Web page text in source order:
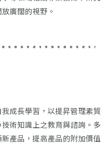
廣闊的視野。
成長學習，以提昇管理素質
術知識上之教育與諮詢。多
產品，提高產品的附加價值